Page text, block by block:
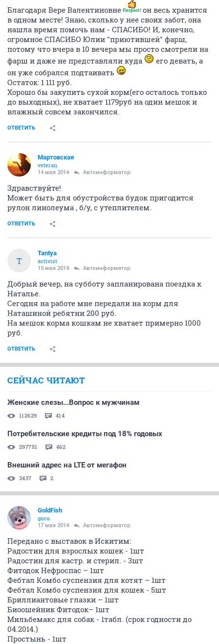
Благодаря Вере Валентиновне
он весь хранится
в одном месте! Знаю, сколько у нее своих забот, она
нашла время помочь нам - СПАСИБО! И, конечно,
огромное СПАСИБО Юлии "приютившей" фарш,
потому что вчера в 10 вечера мы просто смотрели на
фарш и даже не представляли куда
его девать, а
он уже собрался подтаивать
Остаток: 1 111 руб.
Хорошо бы закупить сухой корм(его осталось только
до выходных), не хватает 1179руб на один мешок и
влажный совсем закончился.
ОТВЕТИТЬ
Mартовская
veteran
14 мая 2014 Автоинформатор
Здравствуйте!
Может быть для обустройства будок пригодится
рулон линолеума , б/у, с утеплителем.
ОТВЕТИТЬ
T
Tantya
activist
15 мая 2014 Автоинформатор
Добрый вечер, на субботу запланирована поездка к
Наталье.
Сегодня на работе мне передали на корм для
Наташиной ребятни 200 руб.
На мешок корма кошкам не хватает примерно 1000
руб.
ОТВЕТИТЬ
СЕЙЧАС ЧИТАЮТ
Женские слезы...Вопрос к мужчинам
112629 414
Потребительские кредиты под 18% годовых
297751 462
Внешний адрес на LTE от мегафон
3437 2
GoldFish
guru
17 мая 2014 Автоинформатор
Передано с выставок в Искитим:
Радостин для взрослых кошек - 1шт
Радостин для кастр. и стерил. - 3шт
Фитодок Нефроспас – 1шт
Фебтал Комбо суспензия для котят – 1шт
Фебтал Комбо суспензия для кошек - 5шт
Бриллиантовые глазки – 1шт
Биоошейник Фитодок– 1шт
Мильбемакс для собак - 1табл. (срок годности до
04.2014.)
Простынь - 1шт